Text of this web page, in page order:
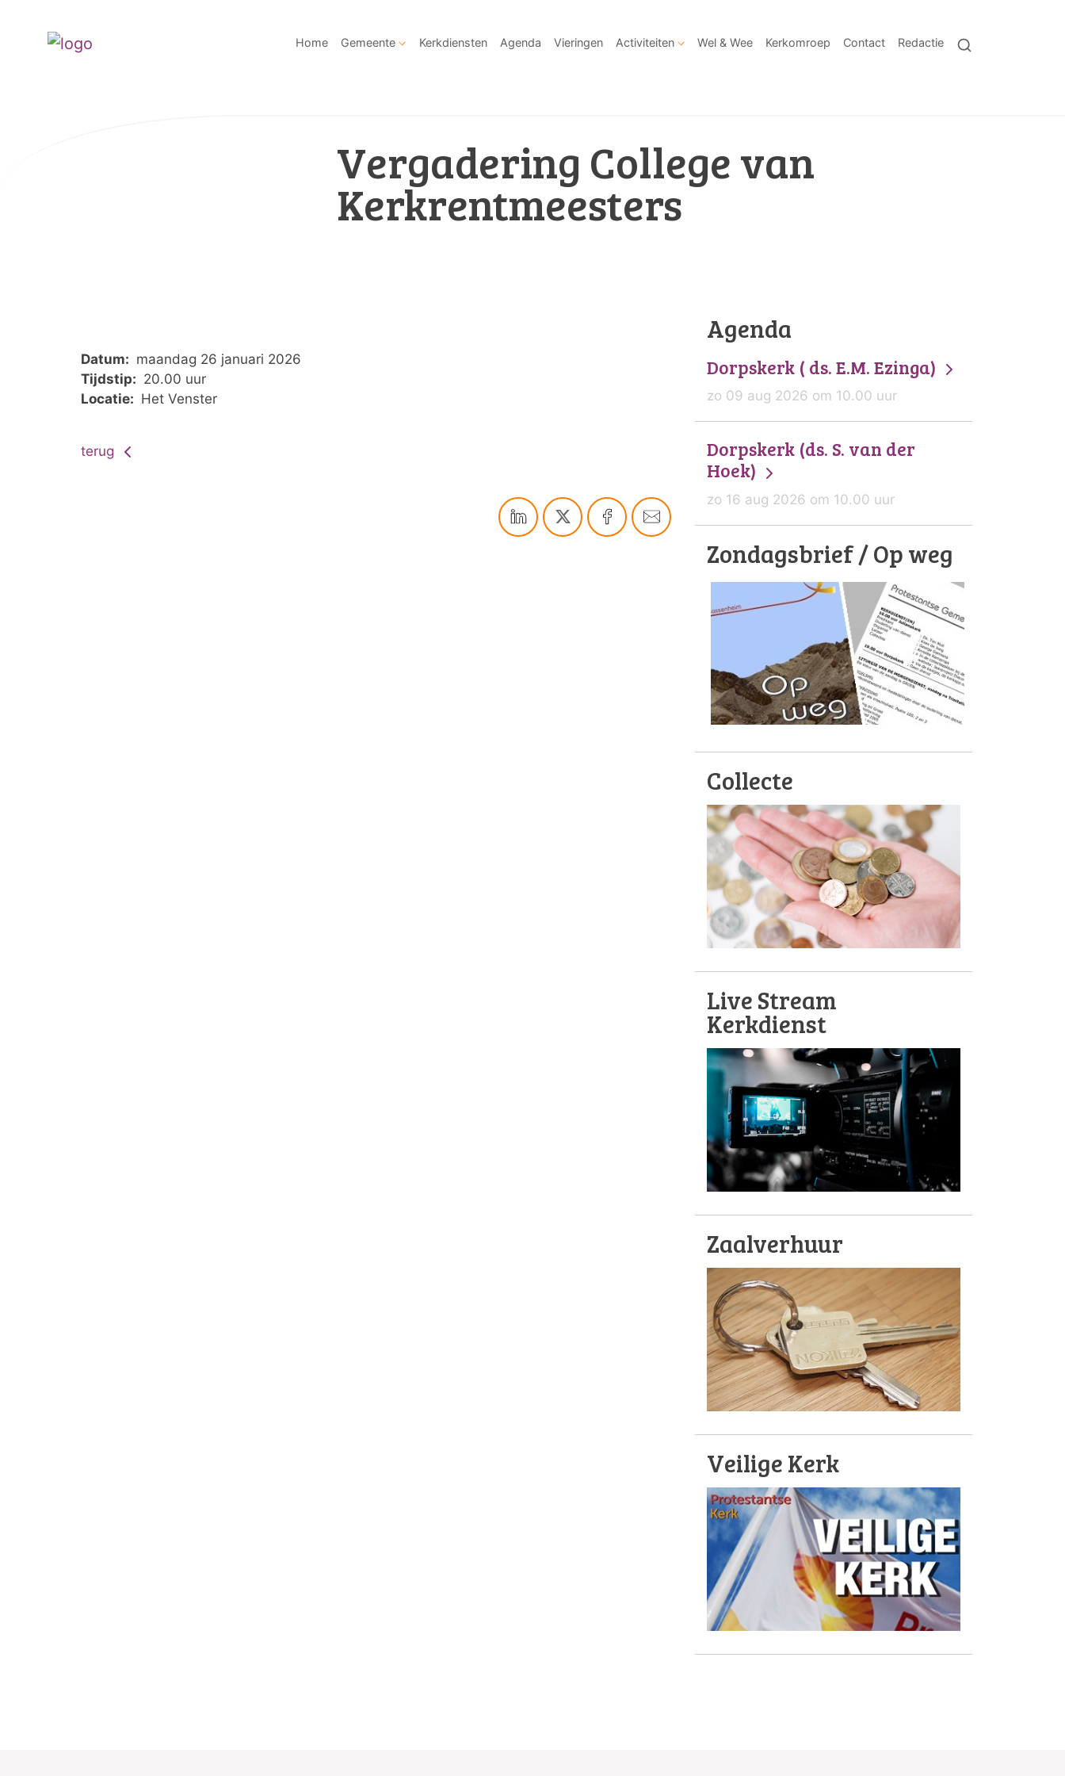
Home Gemeente Kerkdiensten Agenda Vieringen Activiteiten Wel & Wee Kerkomroep Contact Redactie
Vergadering College van
Kerkrentmeesters
Datum: maandag 26 januari 2026
Tijdstip: 20.00 uur
Locatie: Het Venster
terug
Agenda
Dorpskerk ( ds. E.M. Ezinga)
zo 09 aug 2026 om 10.00 uur
Dorpskerk (ds. S. van der
Hoek)
zo 16 aug 2026 om 10.00 uur
Zondagsbrief / Op weg
Collecte
Live Stream
Kerkdienst
Zaalverhuur
Veilige Kerk